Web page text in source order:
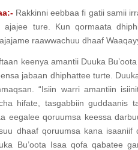
Rakkinni eebbaa fi gatii samii
ajajee ture. Kun qormaata
raawwachuu dhaaf
keenya amantii Duuka
jabaan dhiphattee turte.
“Isiin warri amantiin
hifate, tasgabbiin guddaanis
eegalee qoruumsa keessa
dhaaf qoruumsa kana isaaniif
Bu’oota Isaa qofa qabatee